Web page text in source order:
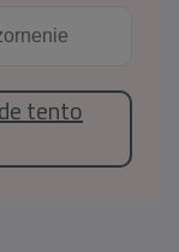
tento